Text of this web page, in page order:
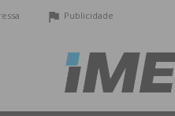
Publicidade